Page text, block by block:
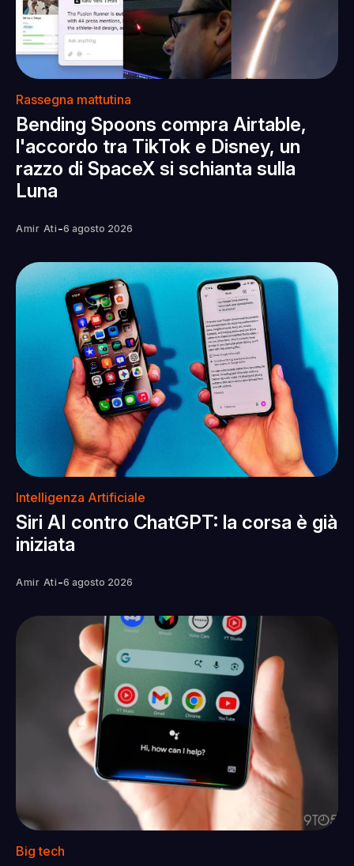
Rassegna mattutina
Bending Spoons compra Airtable,
l'accordo tra TikTok e Disney, un
razzo di SpaceX si schianta sulla
Luna
Amir Ati -6 agosto 2026
Intelligenza Artificiale
Siri AI contro ChatGPT: la corsa è già
iniziata
Amir Ati -6 agosto 2026
Big tech